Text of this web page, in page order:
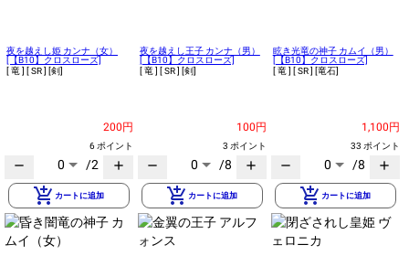
夜を越えし姫 カンナ（女）
[【B10】クロスローズ]
[ 竜 ] [ SR ] [剣]
200円
6 ポイント
remove 0 /2 add
add_shopping_cart カートに追加
夜を越えし王子 カンナ（男）
[【B10】クロスローズ]
[ 竜 ] [ SR ] [剣]
100円
3 ポイント
remove 0 /8 add
add_shopping_cart カートに追加
眩き光竜の神子 カムイ（男）
[【B10】クロスローズ]
[ 竜 ] [ SR ] [竜石]
1,100円
33 ポイント
remove 0 /8 add
add_shopping_cart カートに追加